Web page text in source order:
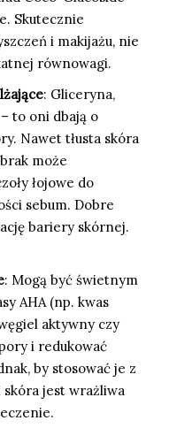
Skutecznie
i makijażu, nie
równowagi.
: Gliceryna,
to oni dbają o
Nawet tłusta skóra
może
łojowe do
sebum. Dobre
bariery skórnej.
: Mogą być świetnym
AHA (np. kwas
aktywny czy
i redukować
by stosować je z
skóra jest wrażliwa